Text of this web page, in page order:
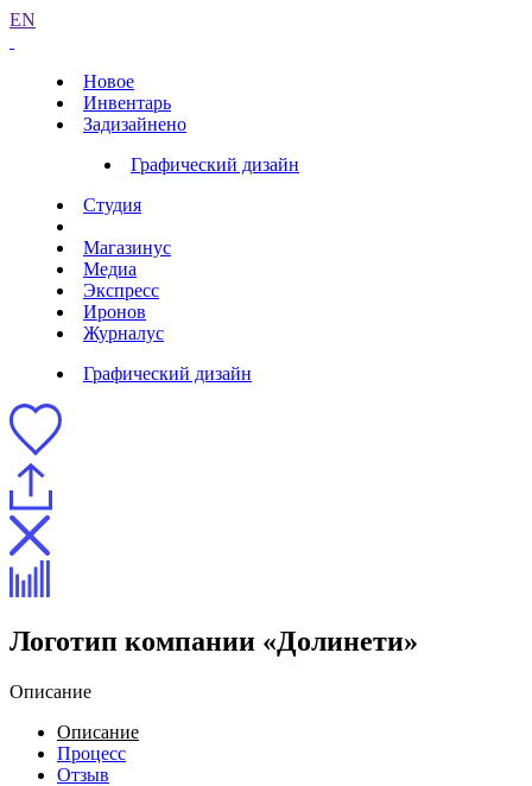
EN
Новое
Инвентарь
Задизайнено
Графический дизайн
Студия
Магазинус
Медиа
Экспресс
Иронов
Журналус
Графический дизайн
Логотип компании «Долинети»
Описание
Описание
Процесс
Отзыв